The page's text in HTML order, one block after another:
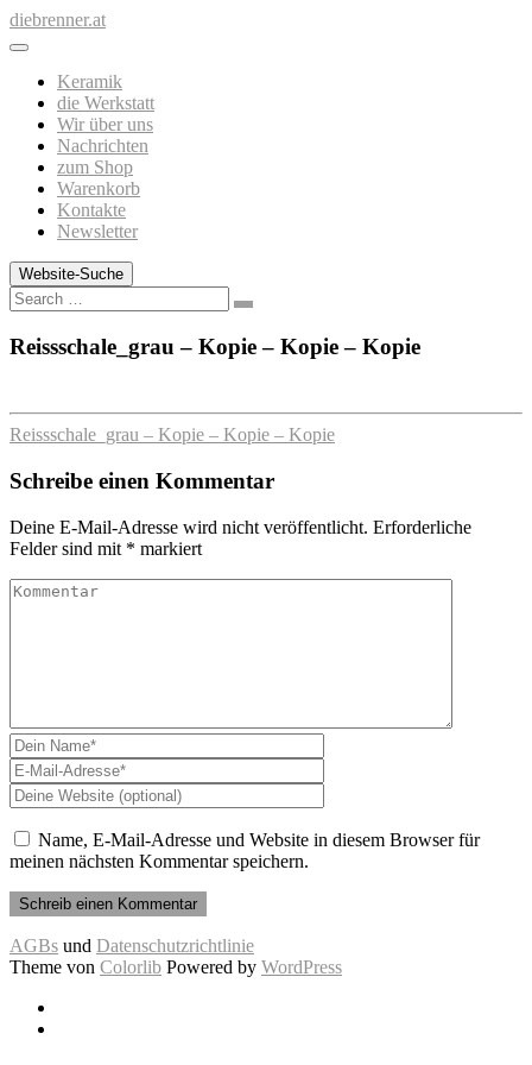
Zum
Inhalt
diebrenner.at
Keramik
die Werkstatt
Wir über uns
Nachrichten
zum Shop
Warenkorb
Kontakte
Newsletter
Website-Suche
Search
Reissschale_grau – Kopie – Kopie – Kopie
Reissschale_grau – Kopie – Kopie – Kopie
Schreibe einen Kommentar
Deine E-Mail-Adresse wird nicht veröffentlicht. Erforderliche
Felder sind mit * markiert
Name, E-Mail-Adresse und Website in diesem Browser für
meinen nächsten Kommentar speichern.
AGBs und Datenschutzrichtlinie
Theme von Colorlib Powered by WordPress